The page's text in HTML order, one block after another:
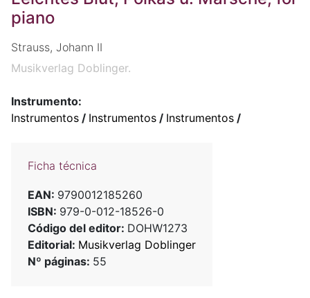
piano
Strauss, Johann II
Musikverlag Doblinger.
Instrumento:
Instrumentos / Instrumentos / Instrumentos /
Ficha técnica
EAN: 9790012185260
ISBN: 979-0-012-18526-0
Código del editor: DOHW1273
Editorial: Musikverlag Doblinger
Nº páginas: 55